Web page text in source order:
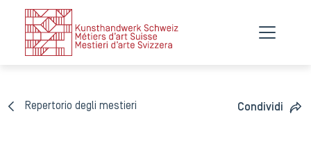
Repertorio degli mestieri Condividi